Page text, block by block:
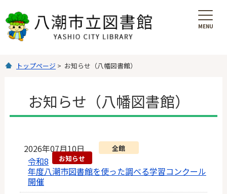
MENU
トップページ > お知らせ（八幡図書館）
お知らせ（八幡図書館）
2026年07月10日
全館
お知らせ
令和8
年度八潮市図書館を使った調べる学習コンクール
開催